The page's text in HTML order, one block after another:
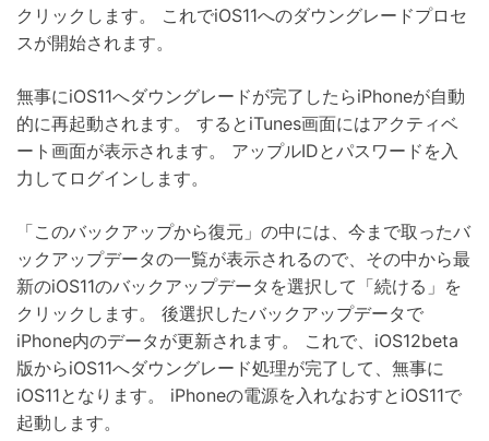
クリックします。 これでiOS11へのダウングレードプロセ
スが開始されます。
無事にiOS11へダウングレードが完了したらiPhoneが自動
的に再起動されます。 するとiTunes画面にはアクティベ
ート画面が表示されます。 アップルIDとパスワードを入
力してログインします。
「このバックアップから復元」の中には、今まで取ったバ
ックアップデータの一覧が表示されるので、その中から最
新のiOS11のバックアップデータを選択して「続ける」を
クリックします。 後選択したバックアップデータで
iPhone内のデータが更新されます。 これで、iOS12beta
版からiOS11へダウングレード処理が完了して、無事に
iOS11となります。 iPhoneの電源を入れなおすとiOS11で
起動します。